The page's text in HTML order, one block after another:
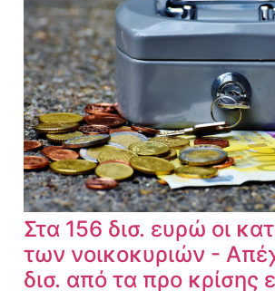
Στα 156 δισ. ευρώ οι
των νοικοκυριών -
δισ. από τα προ κρίσης